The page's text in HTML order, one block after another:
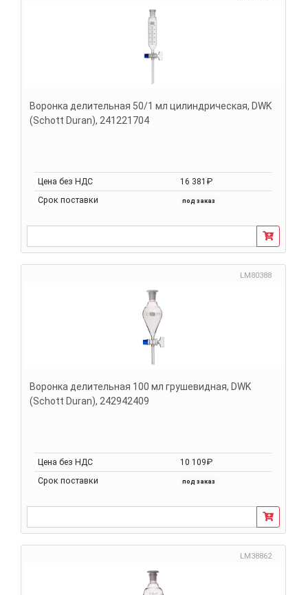
Воронка делительная 50/1 мл цилиндрическая, DWK
(Schott Duran), 241221704
Цена без НДС
16 381₽
Срок поставки
под заказ
LM80388
Воронка делительная 100 мл грушевидная, DWK
(Schott Duran), 242942409
Цена без НДС
10 109₽
Срок поставки
под заказ
LM38862